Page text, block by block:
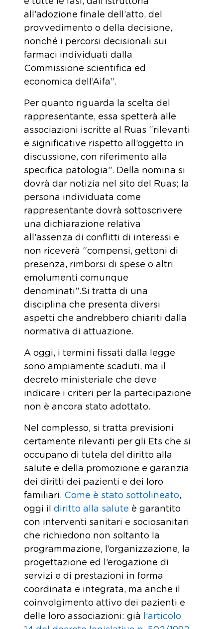
all’adozione finale dell’atto, del
provvedimento o della decisione,
nonché i percorsi decisionali sui
farmaci individuati dalla
Commissione scientifica ed
economica dell’Aifa”.
Per quanto riguarda la scelta del
rappresentante, essa spetterà alle
associazioni iscritte al Ruas “rilevanti
e significative rispetto all’oggetto in
discussione, con riferimento alla
specifica patologia”. Della nomina si
dovrà dar notizia nel sito del Ruas; la
persona individuata come
rappresentante dovrà sottoscrivere
una dichiarazione relativa
all’assenza di conflitti di interessi e
non riceverà “compensi, gettoni di
presenza, rimborsi di spese o altri
emolumenti comunque
denominati”.Si tratta di una
disciplina che presenta diversi
aspetti che andrebbero chiariti dalla
normativa di attuazione.
A oggi, i termini fissati dalla legge
sono ampiamente scaduti, ma il
decreto ministeriale che deve
indicare i criteri per la partecipazione
non è ancora stato adottato.
Nel complesso, si tratta previsioni
certamente rilevanti per gli Ets che si
occupano di tutela del diritto alla
salute e della promozione e garanzia
dei diritti dei pazienti e dei loro
familiari. Come è stato sottolineato,
oggi il diritto alla salute è garantito
con interventi sanitari e sociosanitari
che richiedono non soltanto la
programmazione, l’organizzazione, la
progettazione ed l’erogazione di
servizi e di prestazioni in forma
coordinata e integrata, ma anche il
coinvolgimento attivo dei pazienti e
delle loro associazioni: già l’articolo